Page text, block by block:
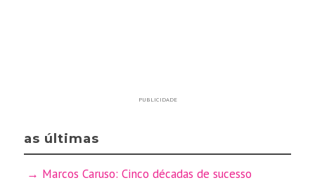
PUBLICIDADE
as últimas
Marcos Caruso: Cinco décadas de sucesso